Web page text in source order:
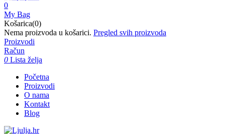
0
My Bag
Košarica(0)
Nema proizvoda u košarici. Pregled svih proizvoda
Proizvodi
Račun
0 Lista želja
Početna
Proizvodi
O nama
Kontakt
Blog